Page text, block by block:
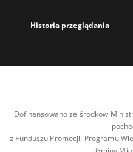
Historia przeglądania
Dofinansowano ze środków
z Funduszu Promocji, Programu